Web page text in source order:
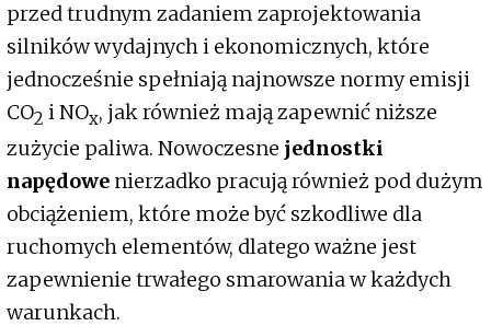
przed trudnym zadaniem zaprojektowania
silników wydajnych i ekonomicznych, które
jednocześnie spełniają najnowsze normy emisji
CO2 i NOx, jak również mają zapewnić niższe
zużycie paliwa. Nowoczesne jednostki
napędowe nierzadko pracują również pod dużym
obciążeniem, które może być szkodliwe dla
ruchomych elementów, dlatego ważne jest
zapewnienie trwałego smarowania w każdych
warunkach.